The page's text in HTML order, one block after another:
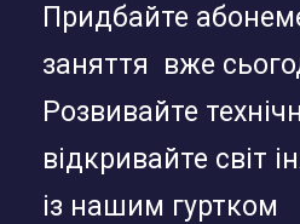
Придбайте
заняття вже
Розвивайте
відкривайте світ
із нашим гуртком